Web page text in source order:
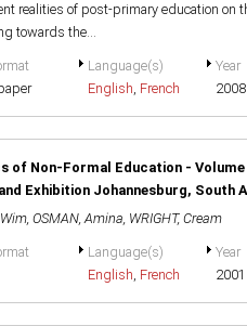
realities of post-primary education on
towards the...
Language(s)
English, French
Year
2008
of Non-Formal Education -
Exhibition Johannesburg, South
, OSMAN, Amina, WRIGHT, Cream
Language(s)
English, French
Year
2001